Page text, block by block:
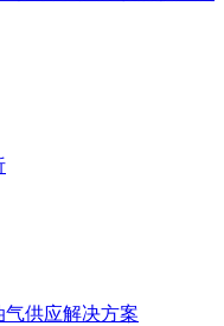
供应解决方案